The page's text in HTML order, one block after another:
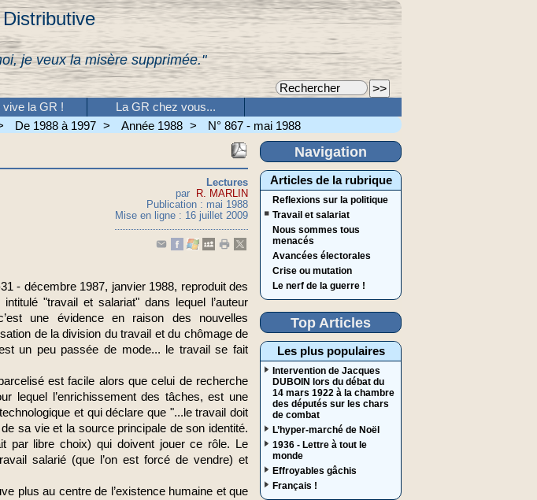
je veux la misère supprimée."
vive la GR !
La GR chez vous...
De 1988 à 1997 > Année 1988 > N° 867 - mai 1988
Lectures
par
R. MARLIN
Publication : mai 1988
Mise en ligne : 16 juillet 2009
- décembre 1987, janvier 1988, reproduit des
"travail et salariat" dans lequel l’auteur
une évidence en raison des nouvelles
de la division du travail et du chômage de
un peu passée de mode... le travail se fait
est facile alors que celui de recherche
lequel l’enrichissement des tâches, est une
et qui déclare que "...le travail doit
sa vie et la source principale de son identité.
par libre choix) qui doivent jouer ce rôle. Le
salarié (que l’on est forcé de vendre) et
plus au centre de l’existence humaine et que
Navigation
Articles de la rubrique
Reflexions sur la politique
Travail et salariat
Nous sommes tous
menacés
Avancées électorales
Crise ou mutation
Le nerf de la guerre !
Top Articles
Les plus populaires
Intervention de Jacques
DUBOIN lors du débat du
14 mars 1922 à la chambre
des députés sur les chars
de combat
L’hyper-marché de Noël
1936 - Lettre à tout le
monde
Effroyables gâchis
Français !